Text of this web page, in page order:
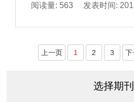
阅读量: 563 发表时间:
上一页 1 2 3 下
选择期刊